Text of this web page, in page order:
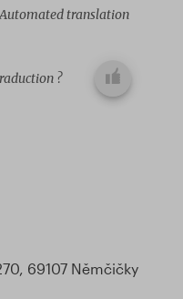
translation
?
69107 Němčičky